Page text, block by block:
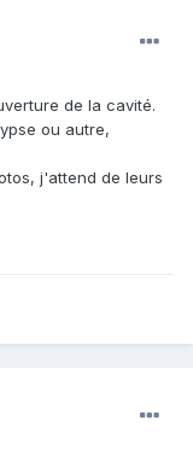
de la cavité.
ou autre,
j'attend de leurs